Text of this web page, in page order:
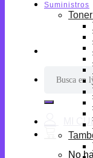
por:
No
Suministros